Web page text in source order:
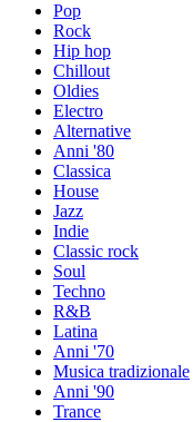
Pop
Rock
Hip hop
Chillout
Oldies
Electro
Alternative
Anni '80
Classica
House
Jazz
Indie
Classic rock
Soul
Techno
R&B
Latina
Anni '70
Musica tradizionale
Anni '90
Trance